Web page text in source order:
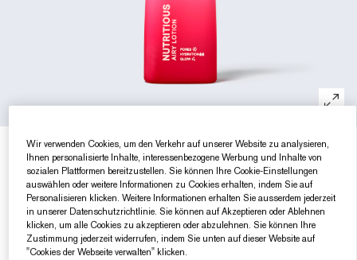
AERIN Die Duft-Kollektion
€27.60€46.00 (-40%) /ml 100 ml
100 ml
€27.60
Wir verwenden Cookies, um den Verkehr auf unserer Website zu analysieren,
Ihnen personalisierte Inhalte, interessenbezogene Werbung und Inhalte von
sozialen Plattformen bereitzustellen. Sie können Ihre Cookie-Einstellungen
auswählen oder weitere Informationen zu Cookies erhalten, indem Sie auf
Personalisieren klicken. Weitere Informationen erhalten Sie ausserdem jederzeit
in unserer Datenschutzrichtlinie. Sie können auf Akzeptieren oder Ablehnen
klicken, um alle Cookies zu akzeptieren oder abzulehnen. Sie können Ihre
Zustimmung jederzeit widerrufen, indem Sie unten auf dieser Website auf
"Cookies der Webseite verwalten" klicken.